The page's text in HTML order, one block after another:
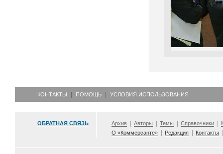
КОНТАКТЫ ПОМОЩЬ УСЛОВИЯ ИСПОЛЬЗОВАНИЯ
ОБРАТНАЯ СВЯЗЬ Архив Авторы Темы Справочники
О «Коммерсанте»
Редакция Контакты